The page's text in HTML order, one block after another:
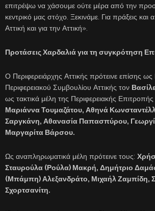
επιτρέψω να χάσουμε ούτε μέρα από την
κεντρικό μας στόχο. Ξεκινάμε. Για πράξεις και
Αττική και για την Αττική».
Προτάσεις Χαρδαλιά για τη συγκρότηση
Ο Περιφερειάρχης Αττικής πρότεινε επίσης
Περιφερειακού Συμβουλίου Αττικής τον
ως τακτικά μέλη της Περιφερειακής Επιτροπής
Μαριάννα Τουμαζάτου, Αθηνά
Σαργκάνη, Αθανασία Παπασπύρου,
Μαργαρίτα Βάρσου.
Ως αναπληρωματικά μέλη πρότεινε τους:
Σταυρούλα (Ρούλα) Μακρή, Δημήτριο
(Μπάμπη) Αλεξανδράτο, Μιχαήλ Ζαμπίδη,
Σχορτσανίτη.